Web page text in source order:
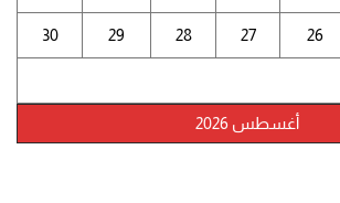
أغسطس 2026
26
27
28
29
30